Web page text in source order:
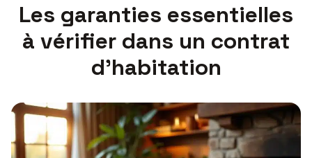
Les garanties essentielles
à vérifier dans un contrat
d’habitation